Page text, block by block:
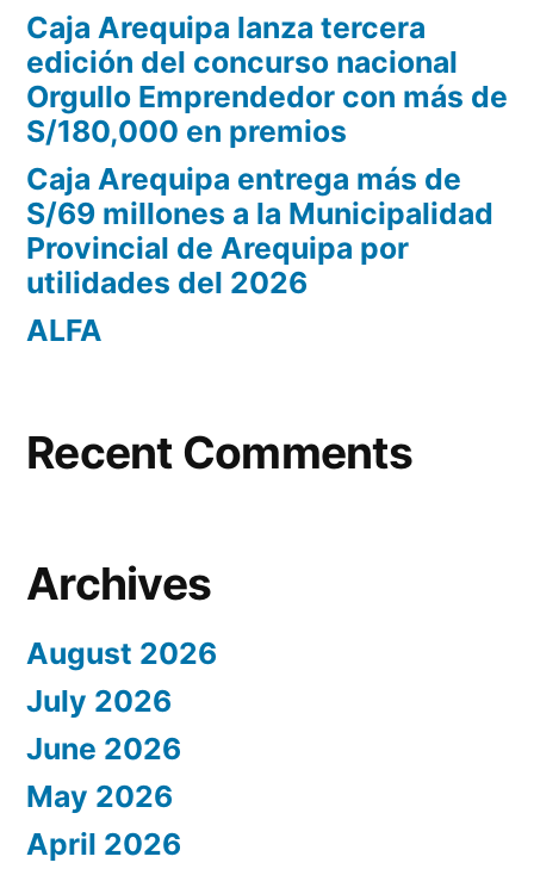
Caja Arequipa lanza tercera
edición del concurso nacional
Orgullo Emprendedor con más de
S/180,000 en premios
Caja Arequipa entrega más de
S/69 millones a la Municipalidad
Provincial de Arequipa por
utilidades del 2026
ALFA
Recent Comments
Archives
August 2026
July 2026
June 2026
May 2026
April 2026